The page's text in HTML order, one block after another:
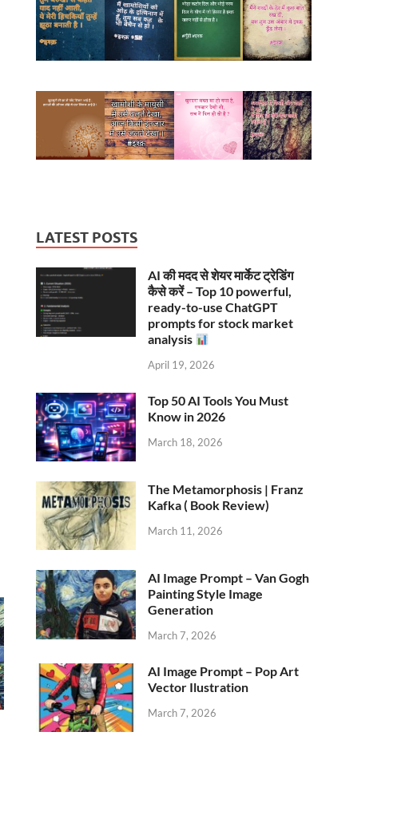
LATEST POSTS
AI की मदद से शेयर मार्केट ट्रेडिंग
कैसे करें – Top 10 powerful,
ready-to-use ChatGPT
prompts for stock market
analysis
April 19, 2026
Top 50 AI Tools You Must
Know in 2026
March 18, 2026
The Metamorphosis | Franz
Kafka ( Book Review)
March 11, 2026
AI Image Prompt – Van Gogh
Painting Style Image
Generation
March 7, 2026
AI Image Prompt – Pop Art
Vector Ilustration
March 7, 2026